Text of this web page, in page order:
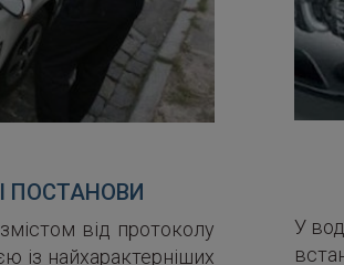
ПОСТАНОВИ
від протоколу
із найхарактерніших
У